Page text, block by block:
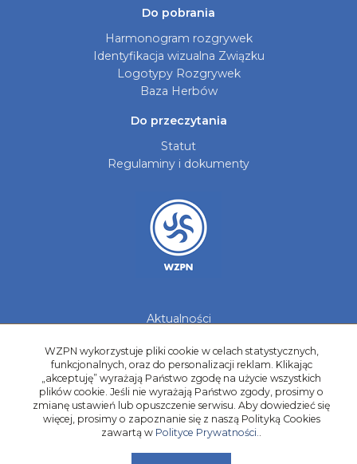
Do pobrania
Harmonogram rozgrywek
Identyfikacja wizualna Związku
Logotypy Rozgrywek
Baza Herbów
Do przeczytania
Statut
Regulaminy i dokumenty
Aktualności
Kontakt
Kadry Regionów
Program Grantowy
Dziewczyny do Piłki
WZPN wykorzystuje pliki cookie w celach statystycznych,
funkcjonalnych, oraz do personalizacji reklam. Klikając
„akceptuję” wyrażają Państwo zgodę na użycie wszystkich
plików cookie. Jeśli nie wyrażają Państwo zgody, prosimy o
zmianę ustawień lub opuszczenie serwisu. Aby dowiedzieć się
więcej, prosimy o zapoznanie się z naszą Polityką Cookies
zawartą w Polityce Prywatności..